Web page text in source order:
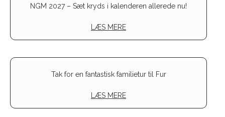
NGM 2027 – Sæt kryds i kalenderen allerede nu!
LÆS MERE
Tak for en fantastisk familietur til Fur
LÆS MERE